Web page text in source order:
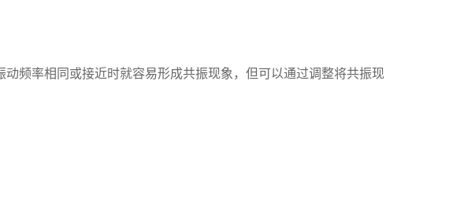
频率相同或接近时就容易形成共振现象，但可以通过调整将共振现